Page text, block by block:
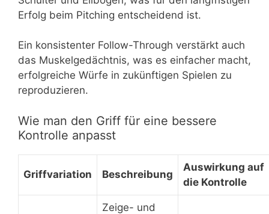
Erfolg beim Pitching entscheidend ist.
Ein konsistenter Follow-Through verstärkt auch
das Muskelgedächtnis, was es einfacher macht,
erfolgreiche Würfe in zukünftigen Spielen zu
reproduzieren.
Wie man den Griff für eine bessere
Kontrolle anpasst
Griffvariation Beschreibung
Auswirkung auf
die Kontrolle
Zeige- und